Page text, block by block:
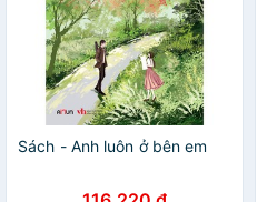
Sách - Anh luôn ở bên em